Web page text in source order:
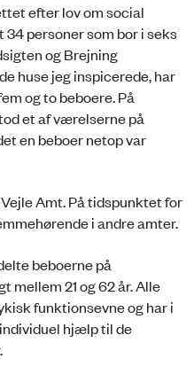
efter lov om social
34 personer som bor i seks
og Brejning
huse jeg inspicerede, har
og to beboere. På
et af værelserne på
en beboer netop var
Amt. På tidspunktet for
i andre amter.
beboerne på
21 og 62 år. Alle
funktionsevne og har i
hjælp til de